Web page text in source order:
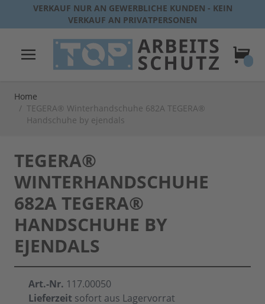
Direkt zum Inhalt
VERKAUF NUR AN GEWERBLICHE KUNDEN - KEIN
VERKAUF AN PRIVATPERSONEN
Home
/ TEGERA® Winterhandschuhe 682A TEGERA®
Handschuhe by ejendals
TEGERA®
WINTERHANDSCHUHE
682A TEGERA®
HANDSCHUHE BY
EJENDALS
Art.-Nr. 117.00050
Lieferzeit sofort aus Lagervorrat